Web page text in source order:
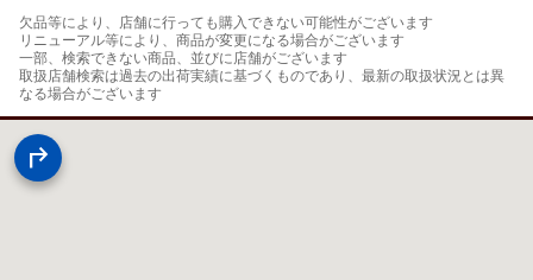
欠品等により、店舗に行っても購入できない可能性がございます
リニューアル等により、商品が変更になる場合がございます
一部、検索できない商品、並びに店舗がございます
取扱店舗検索は過去の出荷実績に基づくものであり、最新の取扱状況とは異
なる場合がございます